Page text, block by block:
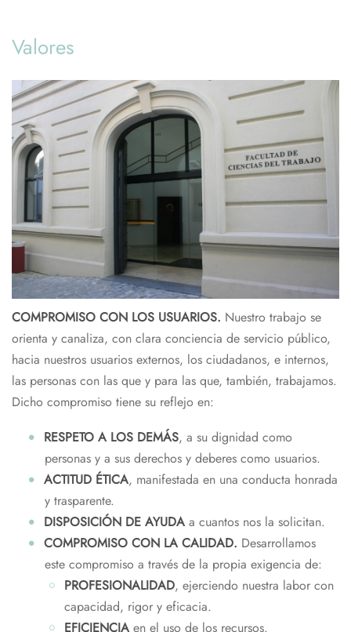
Valores
COMPROMISO CON LOS USUARIOS. Nuestro trabajo se
orienta y canaliza, con clara conciencia de servicio público,
hacia nuestros usuarios externos, los ciudadanos, e internos,
las personas con las que y para las que, también, trabajamos.
Dicho compromiso tiene su reflejo en:
RESPETO A LOS DEMÁS, a su dignidad como
personas y a sus derechos y deberes como usuarios.
ACTITUD ÉTICA, manifestada en una conducta honrada
y trasparente.
DISPOSICIÓN DE AYUDA a cuantos nos la solicitan.
COMPROMISO CON LA CALIDAD. Desarrollamos
este compromiso a través de la propia exigencia de:
PROFESIONALIDAD, ejerciendo nuestra labor con
capacidad, rigor y eficacia.
EFICIENCIAen el uso de los recursos.